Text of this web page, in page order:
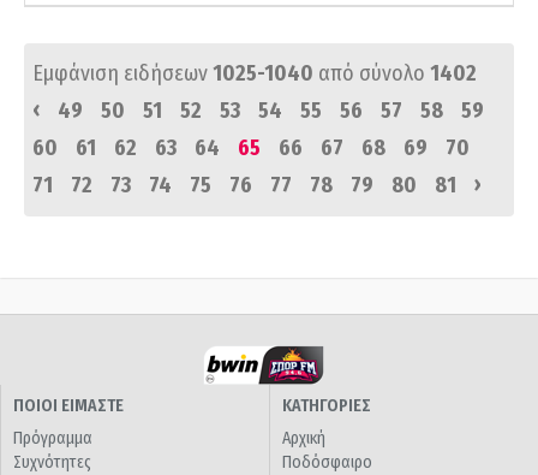
Εμφάνιση ειδήσεων1025-1040 από σύνολο 1402
‹
49 50 51 52 53 54 55 56 57 58
59
60
61 62 63 64 65 66 67 68 69
70
71
72 73 74 75 76 77 78 79 80 81 ›
ΠΟΙΟΙ ΕΙΜΑΣΤΕ
Πρόγραμμα
Συχνότητες
ΚΑΤΗΓΟΡΙΕΣ
Αρχική
Ποδόσφαιρο